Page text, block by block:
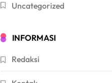
Uncategorized
INFORMASI
Redaksi